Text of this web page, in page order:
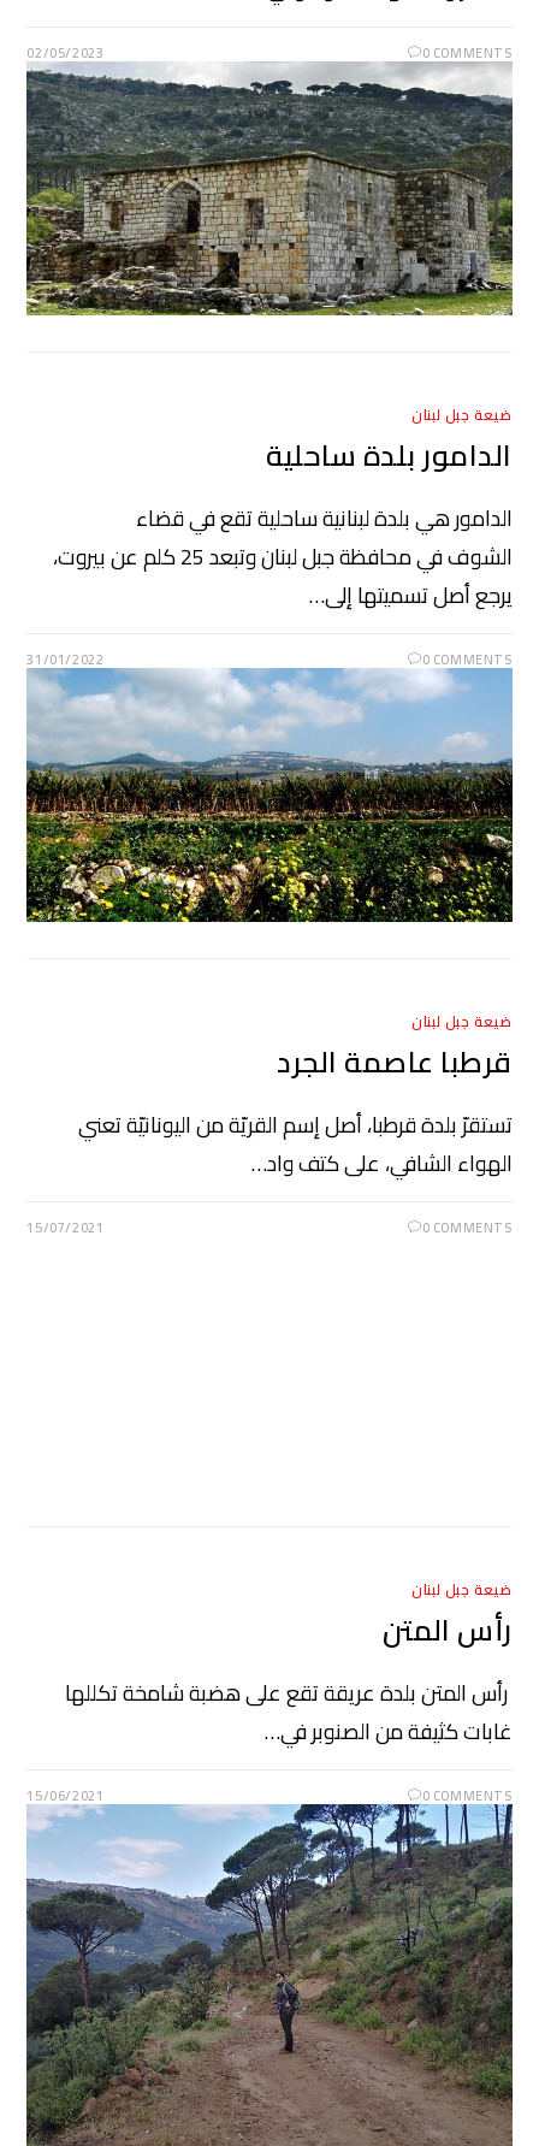
0 COMMENTS
02/05/2023
ضيعة جبل لبنان
الدامور بلدة ساحلية
الدامور هي بلدة لبنانية ساحلية تقع في قضاء
الشوف في محافظة جبل لبنان وتبعد 25 كلم عن بيروت،
يرجع أصل تسميتها إلى…
0 COMMENTS
31/01/2022
ضيعة جبل لبنان
قرطبا عاصمة الجرد
تستقرّ بلدة قرطبا، أصل إسم القريّة من اليونانيّة تعني
الهواء الشافي، على كتف واد…
0 COMMENTS
15/07/2021
ضيعة جبل لبنان
رأس المتن
رأس المتن بلدة عريقة تقع على هضبة شامخة تكللها
غابات كثيفة من الصنوبر في…
0 COMMENTS
15/06/2021